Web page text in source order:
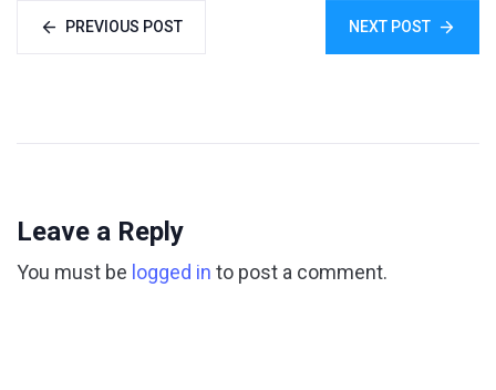
PREVIOUS POST NEXT POST
Leave a Reply
You must be logged in to post a comment.